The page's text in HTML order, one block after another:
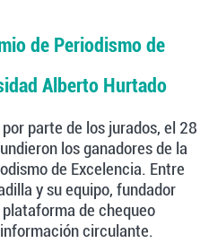
periodista: “La Usach me
de Periodismo de
Alberto Hurtado
parte de los jurados, el 28
los ganadores de la
de Excelencia. Entre
y su equipo, fundador
de chequeo
circulante.